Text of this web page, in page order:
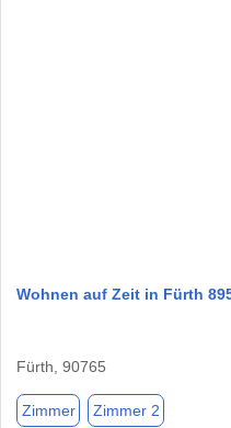
Wohnen auf Zeit in Fürth
Fürth, 90765
Zimmer Zimmer 2